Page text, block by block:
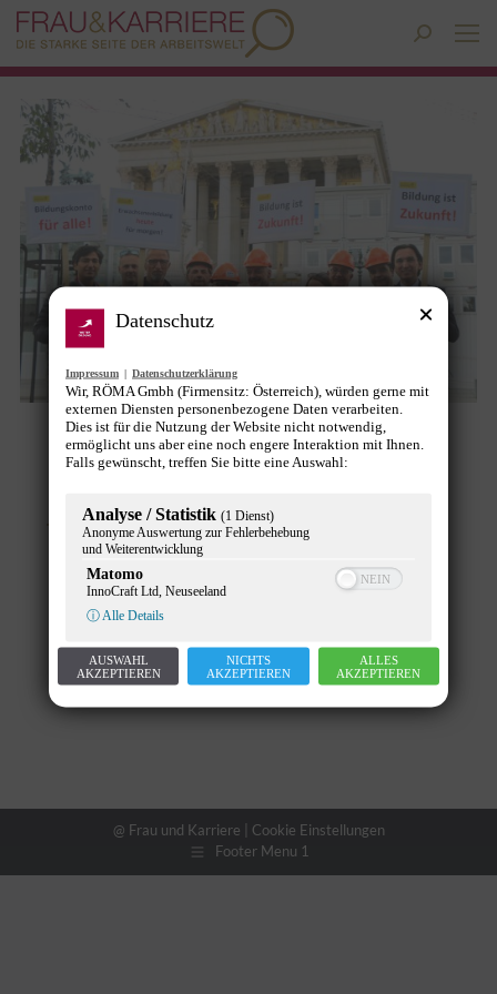
Search:
Demo für lebenslanges Lernen –
Erwachsenenbildung wichtiger denn
News VonGunther Pany
@ Frau und Karriere | Cookie Einstellungen
Footer Menu 1
Datenschutz
Impressum | Datenschutzerklärung
Wir, RÖMA Gmbh (Firmensitz: Österreich), würden gerne mit
externen Diensten personenbezogene Daten verarbeiten.
Dies ist für die Nutzung der Website nicht notwendig,
ermöglicht uns aber eine noch engere Interaktion mit Ihnen.
Falls gewünscht, treffen Sie bitte eine Auswahl:
Analyse / Statistik (1 Dienst)
Anonyme Auswertung zur Fehlerbehebung
und Weiterentwicklung
Matomo
InnoCraft Ltd, Neuseeland
ⓘ Alle Details
AUSWAHL
AKZEPTIEREN
NICHTS
AKZEPTIEREN
ALLES
AKZEPTIEREN